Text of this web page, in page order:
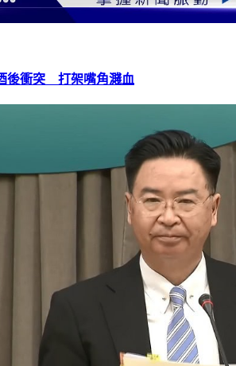
後衝突 打架嘴角濺血